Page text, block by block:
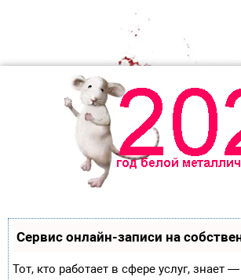
Сервис онлайн-записи на
Тот, кто работает в сфере услуг,